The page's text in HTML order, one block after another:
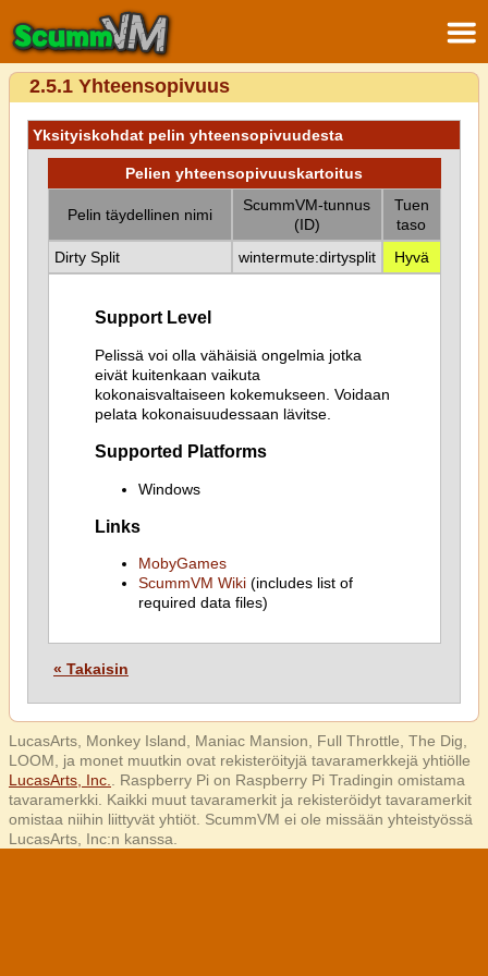
2.5.1 Yhteensopivuus
Yksityiskohdat pelin yhteensopivuudesta
Pelien yhteensopivuuskartoitus
Pelin täydellinen nimi
ScummVM-tunnus
(ID)
Tuen
taso
Dirty Split
wintermute:dirtysplit Hyvä
Support Level
Pelissä voi olla vähäisiä ongelmia jotka
eivät kuitenkaan vaikuta
kokonaisvaltaiseen kokemukseen. Voidaan
pelata kokonaisuudessaan lävitse.
Supported Platforms
Windows
Links
MobyGames
ScummVM Wiki(includes list of
required data files)
« Takaisin
LucasArts, Monkey Island, Maniac Mansion, Full Throttle, The Dig,
LOOM, ja monet muutkin ovat rekisteröityjä tavaramerkkejä yhtiölle
LucasArts, Inc.
. Raspberry Pi on Raspberry Pi Tradingin omistama
tavaramerkki. Kaikki muut tavaramerkit ja rekisteröidyt tavaramerkit
omistaa niihin liittyvät yhtiöt. ScummVM ei ole missään yhteistyössä
LucasArts, Inc:n kanssa.